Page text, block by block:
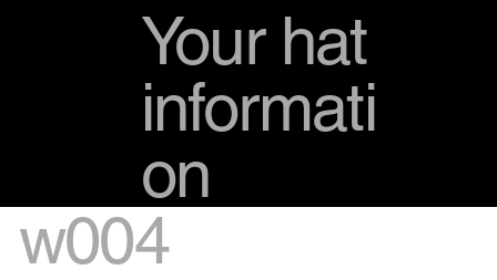
Your hat
informati
on
w004